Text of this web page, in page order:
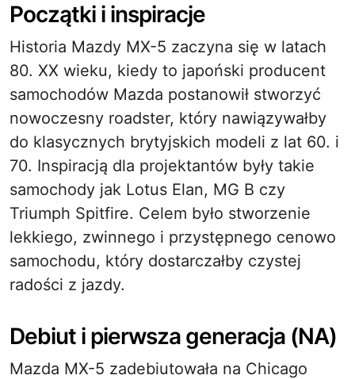
Początki i inspiracje
Historia Mazdy MX-5 zaczyna się w latach
80. XX wieku, kiedy to japoński producent
samochodów Mazda postanowił stworzyć
nowoczesny roadster, który nawiązywałby
do klasycznych brytyjskich modeli z lat 60. i
70. Inspiracją dla projektantów były takie
samochody jak Lotus Elan, MG B czy
Triumph Spitfire. Celem było stworzenie
lekkiego, zwinnego i przystępnego cenowo
samochodu, który dostarczałby czystej
radości z jazdy.
Debiut i pierwsza generacja (NA)
Mazda MX-5 zadebiutowała na Chicago